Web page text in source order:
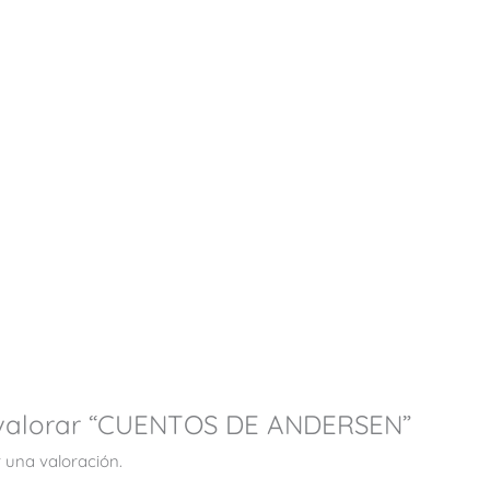
“CUENTOS DE ANDERSEN”
valoración.